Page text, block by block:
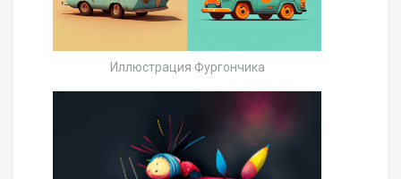
Иллюстрация Фургончика